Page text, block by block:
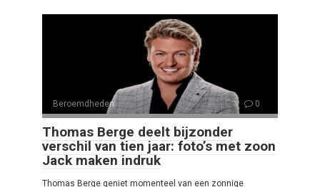
Beroemdheden 0
Thomas Berge deelt bijzonder
verschil van tien jaar: foto’s met zoon
Jack maken indruk
Thomas Berge geniet momenteel van een zonnige